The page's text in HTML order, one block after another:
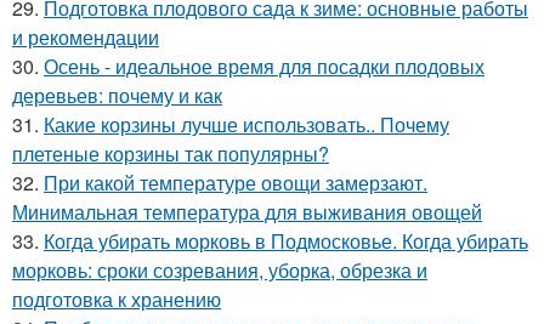
29. Подготовка плодового сада к зиме: основные работы
и рекомендации
30. Осень - идеальное время для посадки плодовых
деревьев: почему и как
31. Какие корзины лучше использовать.. Почему
плетеные корзины так популярны?
32. При какой температуре овощи замерзают.
Минимальная температура для выживания овощей
33. Когда убирать морковь в Подмосковье. Когда убирать
морковь: сроки созревания, уборка, обрезка и
подготовка к хранению